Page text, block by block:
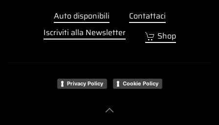
Auto disponibili
Contattaci
Iscriviti alla Newsletter
Shop
Privacy Policy Cookie Policy